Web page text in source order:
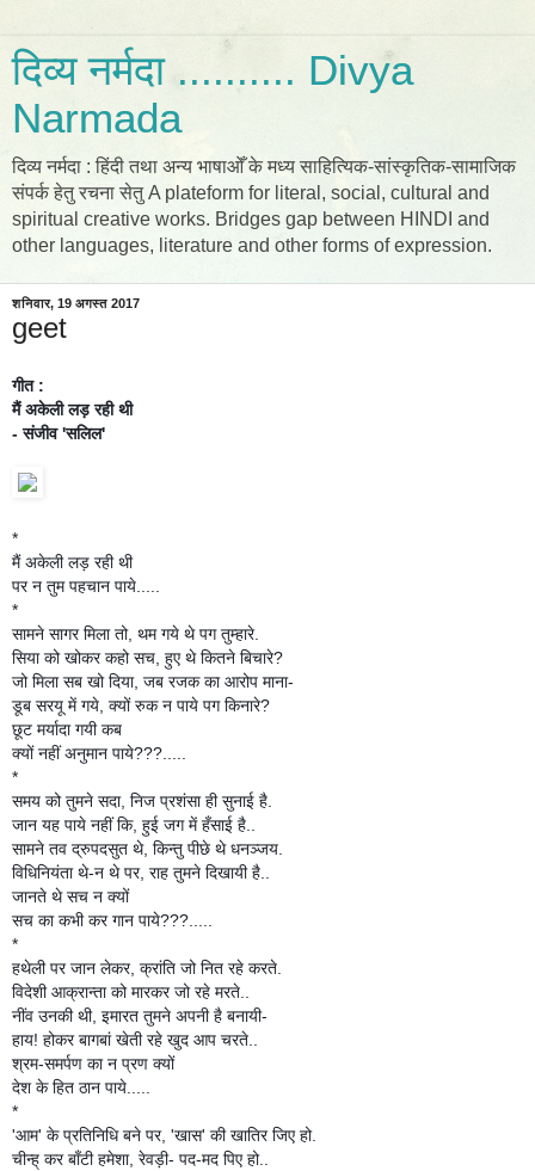
दिव्य नर्मदा .......... Divya
Narmada
दिव्य नर्मदा : हिंदी तथा अन्य भाषाओँ के मध्य साहित्यिक-सांस्कृतिक-सामाजिक
संपर्क हेतु रचना सेतु A plateform for literal, social, cultural and
spiritual creative works. Bridges gap between HINDI and
other languages, literature and other forms of expression.
शनिवार, 19 अगस्त 2017
geet
गीत :
मैं अकेली लड़ रही थी
- संजीव 'सलिल'
*
मैं अकेली लड़ रही थी
पर न तुम पहचान पाये.....
*
सामने सागर मिला तो, थम गये थे पग तुम्हारे.
सिया को खोकर कहो सच, हुए थे कितने बिचारे?
जो मिला सब खो दिया, जब रजक का आरोप माना-
डूब सरयू में गये, क्यों रुक न पाये पग किनारे?
छूट मर्यादा गयी कब
क्यों नहीं अनुमान पाये???.....
*
समय को तुमने सदा, निज प्रशंसा ही सुनाई है.
जान यह पाये नहीं कि, हुई जग में हँसाई है..
सामने तव द्रुपदसुत थे, किन्तु पीछे थे धनञ्जय.
विधिनियंता थे-न थे पर, राह तुमने दिखायी है..
जानते थे सच न क्यों
सच का कभी कर गान पाये???.....
*
हथेली पर जान लेकर, क्रांति जो नित रहे करते.
विदेशी आक्रान्ता को मारकर जो रहे मरते..
नींव उनकी थी, इमारत तुमने अपनी है बनायी-
हाय! होकर बागबां खेती रहे खुद आप चरते..
श्रम-समर्पण का न प्रण क्यों
देश के हित ठान पाये.....
*
'आम' के प्रतिनिधि बने पर, 'खास' की खातिर जिए हो.
चीन्ह् कर बाँटी हमेशा, रेवड़ी- पद-मद पिए हो..